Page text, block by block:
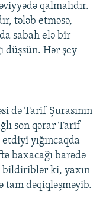
qalmalıdır.
tələb etməsə,
sabah elə bir
düşsün. Hər şey
də Tarif Şurasının
son qərar Tarif
yığıncaqda
baxacağı barədə
bildiriblər ki, yaxın
tam dəqiqləşməyib.